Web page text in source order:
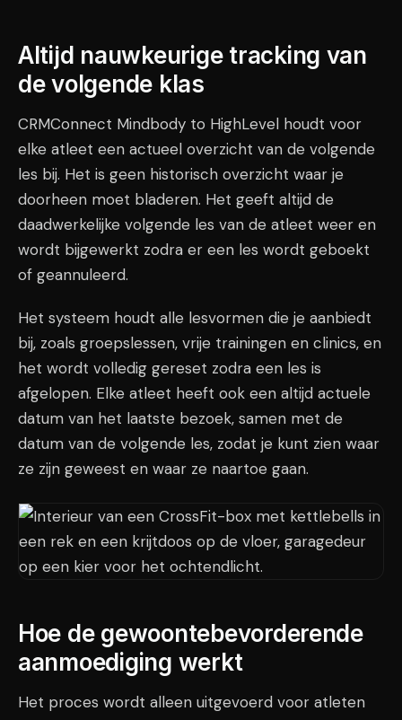
Altijd nauwkeurige tracking van
de volgende klas
CRMConnect Mindbody to HighLevel houdt voor
elke atleet een actueel overzicht van de volgende
les bij. Het is geen historisch overzicht waar je
doorheen moet bladeren. Het geeft altijd de
daadwerkelijke volgende les van de atleet weer en
wordt bijgewerkt zodra er een les wordt geboekt
of geannuleerd.
Het systeem houdt alle lesvormen die je aanbiedt
bij, zoals groepslessen, vrije trainingen en clinics, en
het wordt volledig gereset zodra een les is
afgelopen. Elke atleet heeft ook een altijd actuele
datum van het laatste bezoek, samen met de
datum van de volgende les, zodat je kunt zien waar
ze zijn geweest en waar ze naartoe gaan.
Hoe de gewoontebevorderende
aanmoediging werkt
Het proces wordt alleen uitgevoerd voor atleten